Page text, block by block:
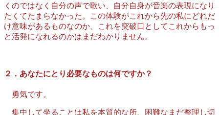
くのではなく自分の声で歌い、自分自身が音楽の表現になり
たくてたまらなかった。この体験がこれから先の私にどれだ
け意味があるものなのか、これを突破口としてこれからもっ
と活発になれるのかはまだわかりません。
２．あなたにとり必要なものは何ですか？
勇気です。
集中して坐ることは私を本質的な所、困難なまだ整理し切